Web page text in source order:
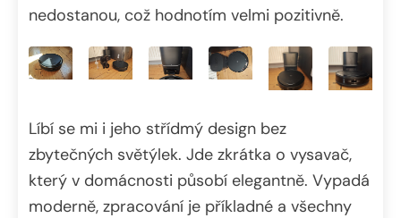
nedostanou, což hodnotím velmi pozitivně.
Líbí se mi i jeho střídmý design bez
zbytečných světýlek. Jde zkrátka o vysavač,
který v domácnosti působí elegantně. Vypadá
moderně, zpracování je příkladné a všechny